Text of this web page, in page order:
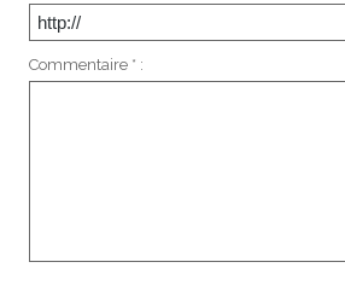
Commentaire * :